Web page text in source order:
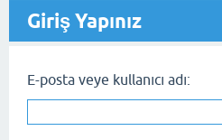
Giriş Yapınız
E-posta veye kullanıcı adı: